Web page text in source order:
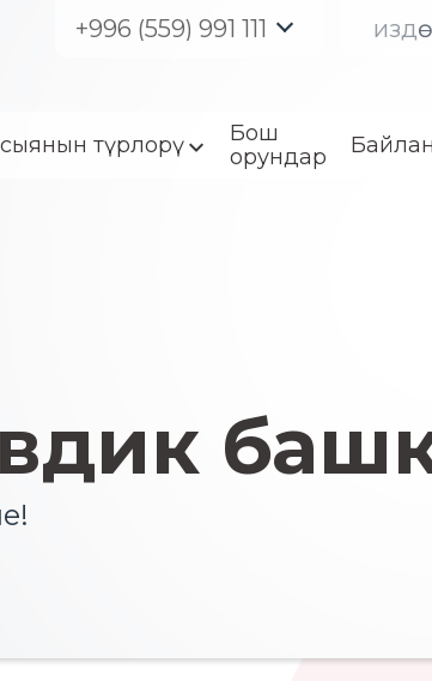
+996 (559) 991 111
түрлорү
Бош
орундар